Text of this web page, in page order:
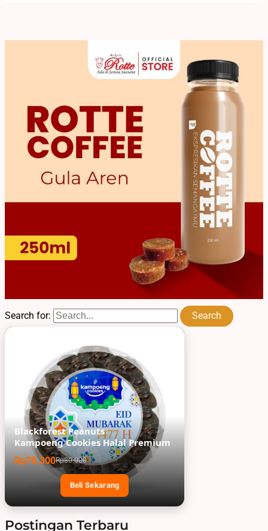
Search for:
Blackforest Peanuts
Kampoeng Cookies Halal Premium
Rp78.300Rp80.000
Beli Sekarang
Postingan Terbaru